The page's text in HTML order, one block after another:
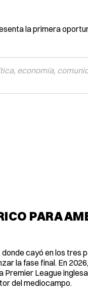
la primera
economía,
PARA
cayó en los
la fase final. En 2026,
League
del mediocampo.